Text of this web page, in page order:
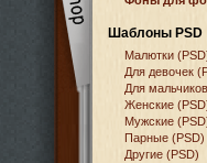
Шаблоны PSD
Малютки
Для девочек
Для
Женские
Мужские
Парные (PSD)
Другие (PSD)